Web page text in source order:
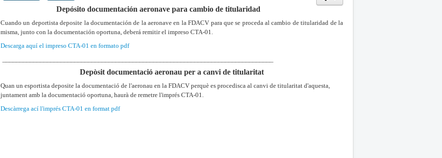
Depósito documentación aeronave para cambio de titularidad
Cuando un deportista deposite la documentación de la aeronave en la FDACV para que se proceda al cambio de titularidad de la
misma, junto con la documentación oportuna, deberá remitir el impreso CTA-01.
Descarga aquí el impreso CTA-01 en formato pdf
Depòsit documentació aeronau per a canvi de titularitat
Quan un esportista deposite la documentació de l'aeronau en la FDACV perquè es procedisca al canvi de titularitat d'aquesta,
juntament amb la documentació oportuna, haurà de remetre l'imprés CTA-01.
Descàrrega ací l'imprés CTA-01 en format pdf